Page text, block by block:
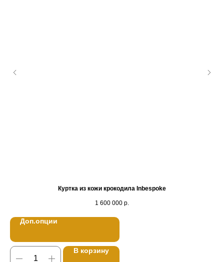
Куртка из кожи крокодила Inbespoke
1 600 000 р.
Доп.опции
В корзину